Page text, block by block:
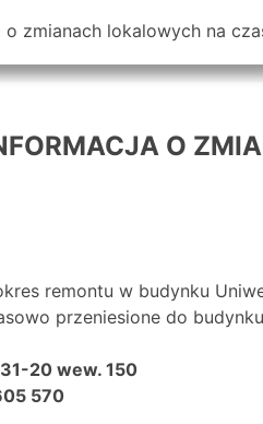
zmianach lokalowych na
O
remontu w budynku
przeniesione do
20 wew. 150
570